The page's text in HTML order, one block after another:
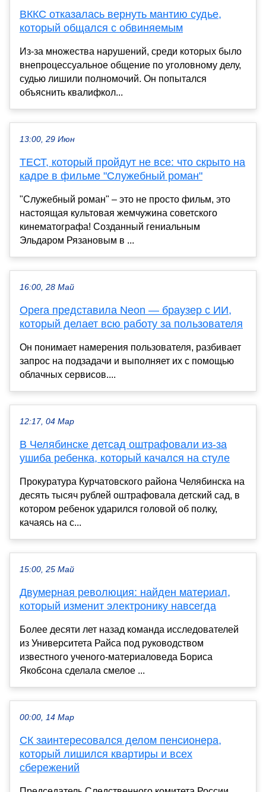
ВККС отказалась вернуть мантию судье,
который общался с обвиняемым
Из-за множества нарушений, среди которых было
внепроцессуальное общение по уголовному делу,
судью лишили полномочий. Он попытался
объяснить квалифкол...
13:00, 29 Июн
ТЕСТ, который пройдут не все: что скрыто на
кадре в фильме "Служебный роман"
"Служебный роман" – это не просто фильм, это
настоящая культовая жемчужина советского
кинематографа! Созданный гениальным
Эльдаром Рязановым в ...
16:00, 28 Май
Opera представила Neon — браузер с ИИ,
который делает всю работу за пользователя
Он понимает намерения пользователя, разбивает
запрос на подзадачи и выполняет их с помощью
облачных сервисов....
12:17, 04 Мар
В Челябинске детсад оштрафовали из-за
ушиба ребенка, который качался на стуле
Прокуратура Курчатовского района Челябинска на
десять тысяч рублей оштрафовала детский сад, в
котором ребенок ударился головой об полку,
качаясь на с...
15:00, 25 Май
Двумерная революция: найден материал,
который изменит электронику навсегда
Более десяти лет назад команда исследователей
из Университета Райса под руководством
известного ученого-материаловеда Бориса
Якобсона сделала смелое ...
00:00, 14 Мар
СК заинтересовался делом пенсионера,
который лишился квартиры и всех
сбережений